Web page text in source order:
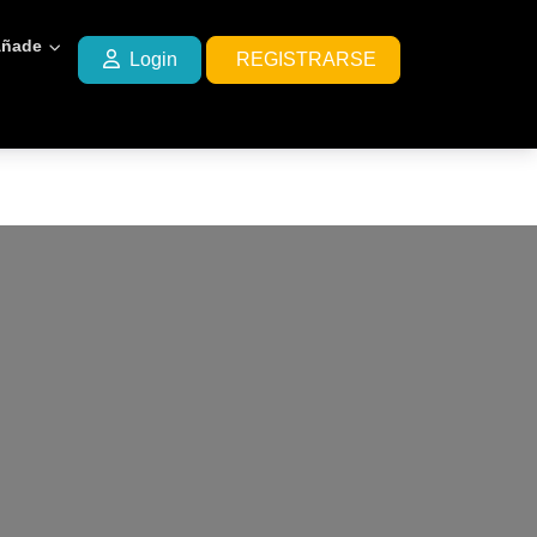
Login REGISTRARSE